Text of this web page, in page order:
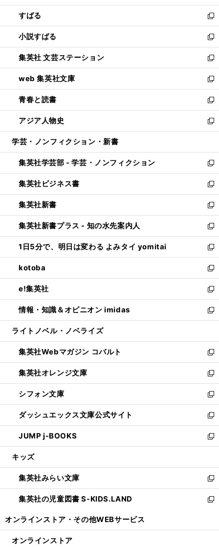
開
く
ウ
で
開
く
ン
ド
ウ
で
開
く
すばる
新
し
い
ウ
ィ
ン
ド
ウ
で
開
く
小説すばる
新
し
い
ウ
ィ
ン
ド
ウ
で
開
集英社 文芸ステーション
新
し
い
ウ
ィ
ン
ド
ウ
開
く
web 集英社文庫
新
し
い
ウ
ィ
ン
ウ
で
開
く
青春と読書
新
し
い
ウ
ン
ド
ウ
で
開
く
アジア人物史
新
し
ウ
ィ
ン
ド
ウ
で
開
く
学芸・ノンフィクション・新書
集英社学芸部 - 学芸・ノンフィクション
新
し
い
ウ
ィ
ン
ド
ウ
で
開
く
集英社ビジネス書
新
し
い
ウ
ィ
ン
ド
ウ
で
開
く
集英社新書
新
し
い
ウ
ィ
ン
ド
ウ
で
開
く
集英社新書プラス - 知の水先案内人
新
し
い
ウ
ィ
ン
ド
ウ
で
開
1日5分で、明日は変わる よみタイ yomitai
新
し
い
ウ
ィ
ン
ド
ウ
開
く
kotoba
新
し
い
ウ
ィ
ン
ウ
で
開
く
e!集英社
新
し
い
ウ
ン
ド
ウ
で
開
く
情報・知識＆オピニオン imidas
新
し
ウ
ィ
ン
ド
ウ
で
開
く
ライトノベル・ノベライズ
集英社Webマガジン コバルト
新
し
い
ウ
ィ
ン
ド
ウ
で
開
集英社オレンジ文庫
新
し
い
ウ
ィ
ン
ド
ウ
開
く
シフォン文庫
新
し
い
ウ
ィ
ン
ウ
で
開
く
ダッシュエックス文庫公式サイト
新
し
い
ウ
ン
ド
ウ
で
JUMP j-BOOKS
新
し
ウ
ィ
ン
ド
開
キッズ
集英社みらい文庫
新
し
い
ン
集英社の児童図書 S-KIDS.LAND
新
ウ
オンラインストア・ その他WEBサービス
オンラインストア